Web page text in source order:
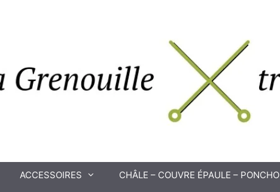
ACCESSOIRES CHÂLE – COUVRE ÉPAULE – PONCHO